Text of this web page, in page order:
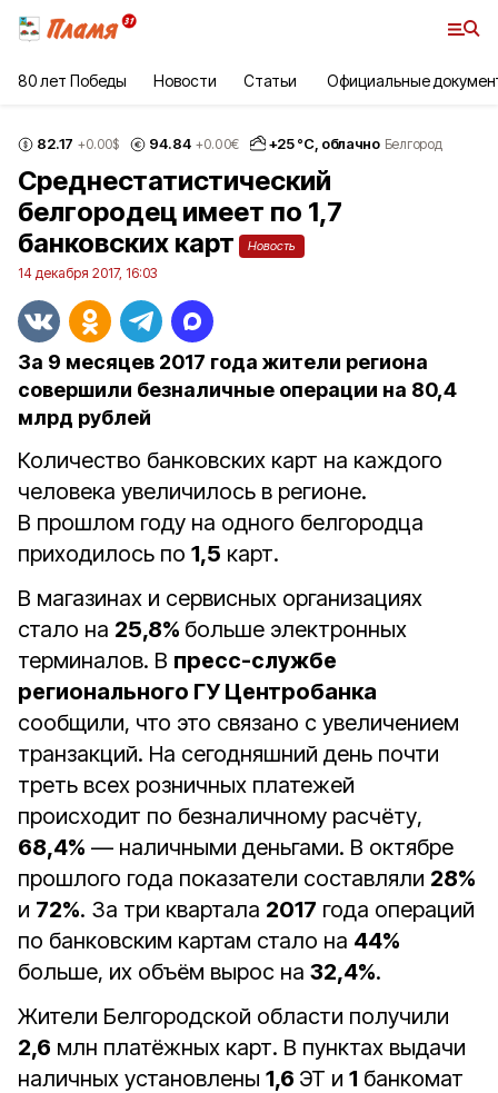
80 лет Победы Новости Статьи Официальные
82.17 +0.00$ 94.84 +0.00€ +25°С, облачно Белгород
Среднестатистический
белгородец имеет по 1,7
банковских карт
Новость
14 декабря 2017, 16:03
За 9 месяцев 2017 года жители региона
совершили безналичные операции на 80,4
млрд рублей
Количество банковских карт на каждого
человека увеличилось в регионе.
В прошлом году на одного белгородца
приходилось по 1,5 карт.
В магазинах и сервисных организациях
стало на 25,8% больше электронных
терминалов. В пресс-службе
регионального ГУ Центробанка
сообщили, что это связано с увеличением
транзакций. На сегодняшний день почти
треть всех розничных платежей
происходит по безналичному расчёту,
68,4% — наличными деньгами. В октябре
прошлого года показатели составляли 28%
и 72%. За три квартала 2017 года операций
по банковским картам стало на 44%
больше, их объём вырос на 32,4%.
Жители Белгородской области получили
2,6 млн платёжных карт. В пунктах выдачи
наличных установлены 1,6 ЭТ и 1 банкомат